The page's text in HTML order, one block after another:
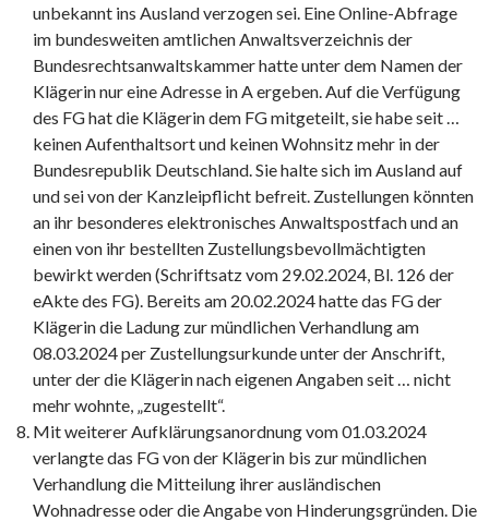
unbekannt ins Ausland verzogen sei. Eine Online-Abfrage
im bundesweiten amtlichen Anwaltsverzeichnis der
Bundesrechtsanwaltskammer hatte unter dem Namen der
Klägerin nur eine Adresse in A ergeben. Auf die Verfügung
des FG hat die Klägerin dem FG mitgeteilt, sie habe seit …
keinen Aufenthaltsort und keinen Wohnsitz mehr in der
Bundesrepublik Deutschland. Sie halte sich im Ausland auf
und sei von der Kanzleipflicht befreit. Zustellungen könnten
an ihr besonderes elektronisches Anwaltspostfach und an
einen von ihr bestellten Zustellungsbevollmächtigten
bewirkt werden (Schriftsatz vom 29.02.2024, Bl. 126 der
eAkte des FG). Bereits am 20.02.2024 hatte das FG der
Klägerin die Ladung zur mündlichen Verhandlung am
08.03.2024 per Zustellungsurkunde unter der Anschrift,
unter der die Klägerin nach eigenen Angaben seit … nicht
mehr wohnte, „zugestellt“.
Mit weiterer Aufklärungsanordnung vom 01.03.2024
verlangte das FG von der Klägerin bis zur mündlichen
Verhandlung die Mitteilung ihrer ausländischen
Wohnadresse oder die Angabe von Hinderungsgründen. Die